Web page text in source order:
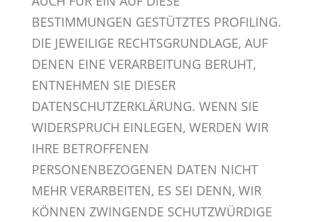
BESTIMMUNGEN GESTÜTZTES PROFILING.
DIE JEWEILIGE RECHTSGRUNDLAGE, AUF
DENEN EINE VERARBEITUNG BERUHT,
ENTNEHMEN SIE DIESER
DATENSCHUTZERKLÄRUNG. WENN SIE
WIDERSPRUCH EINLEGEN, WERDEN WIR
IHRE BETROFFENEN
PERSONENBEZOGENEN DATEN NICHT
MEHR VERARBEITEN, ES SEI DENN, WIR
KÖNNEN ZWINGENDE SCHUTZWÜRDIGE